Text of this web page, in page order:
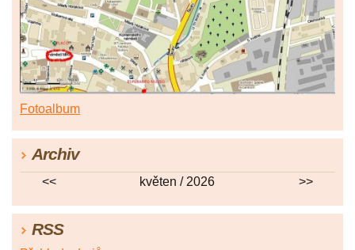
Fotoalbum
Archiv
<< květen / 2026 >>
RSS